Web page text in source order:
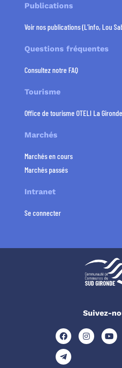
Publications
Voir nos publications (L'info, Lou
Questions fréquentes
Consultez notre FAQ
Tourisme
Office de tourisme OTELI La
Marchés
Marchés en cours
Marchés passés
Intranet
Se connecter
Suivez-